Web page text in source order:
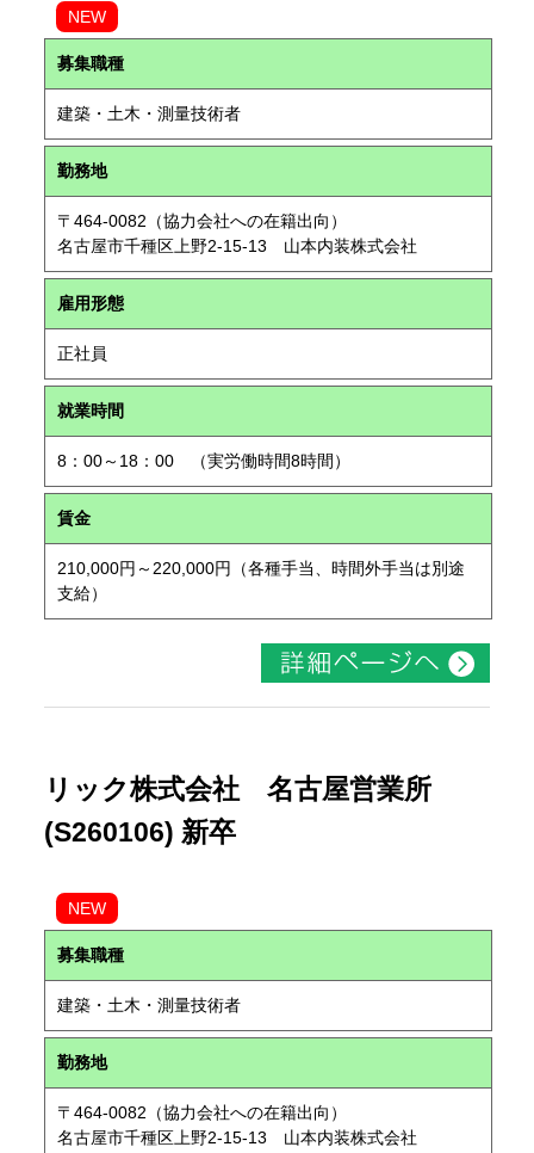
NEW
募集職種
建築・土木・測量技術者
勤務地
〒464-0082（協力会社への在籍出向）
名古屋市千種区上野2-15-13 山本内装株式会社
雇用形態
正社員
就業時間
8：00～18：00 （実労働時間8時間）
賃金
210,000円～220,000円（各種手当、時間外手当は別途
支給）
リック株式会社 名古屋営業所
(S260106) 新卒
NEW
募集職種
建築・土木・測量技術者
勤務地
〒464-0082（協力会社への在籍出向）
名古屋市千種区上野2-15-13 山本内装株式会社